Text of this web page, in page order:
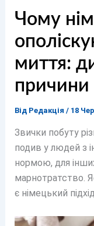
Чому
миття:
причини
Від Редакція / 18
Звички побуту
подив у людей з
нормою, для
марнотратство.
є німецький